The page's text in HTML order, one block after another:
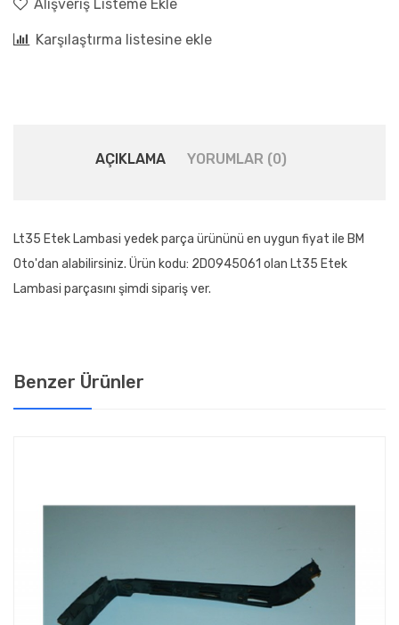
Alışveriş Listeme Ekle
Karşılaştırma listesine ekle
AÇIKLAMA YORUMLAR (0)
Lt35 Etek Lambasi yedek parça ürününü en uygun fiyat ile BM
Oto'dan alabilirsiniz. Ürün kodu: 2D0945061 olan Lt35 Etek
Lambasi parçasını şimdi sipariş ver.
Benzer Ürünler